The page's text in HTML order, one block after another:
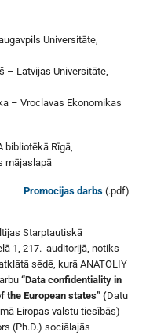
Universitāte,
– Latvijas Universitāte,
– Vroclavas Ekonomikas
bibliotēkā Rīgā,
mājaslapā
Promocijas darbs (.pdf)
Starptautiskā
1, 217. auditorijā, notiks
sēdē, kurā ANATOLIY
“Data confidentiality in
the European states” (Datu
Eiropas valstu tiesībās)
(Ph.D.) sociālajās